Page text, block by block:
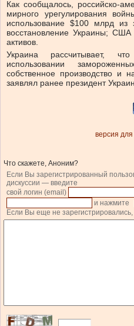
Как сообщалось, российско-
мирного урегулирования
использование $100 млрд
восстановление Украины;
активов.
Украина рассчитывает,
использовании
собственное производство и
заявлял ранее президент
версия
Что скажете, Аноним?
Если Вы зарегистрированный
дискуссии — введите
свой логин (email)
и нажмите
Если Вы еще не